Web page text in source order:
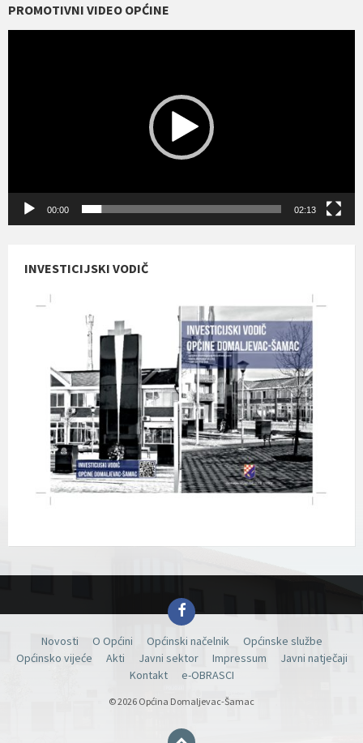
PROMOTIVNI VIDEO OPĆINE
00:00 02:13
INVESTICIJSKI VODIČ
Facebook
Novosti O Općini Općinski načelnik
Općinske službe
Općinsko vijeće
Akti Javni sektor Impressum
Javni natječaji
Kontakt
e-OBRASCI
© 2026 Općina Domaljevac-Šamac